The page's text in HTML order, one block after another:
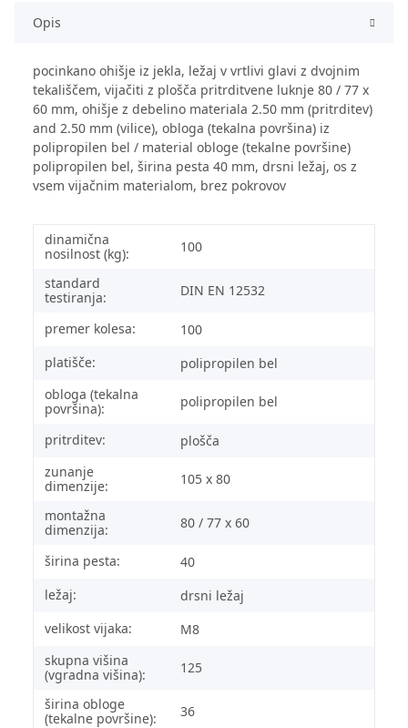
Opis
pocinkano ohišje iz jekla, ležaj v vrtlivi glavi z dvojnim
tekališčem, vijačiti z plošča pritrditvene luknje 80 / 77 x
60 mm, ohišje z debelino materiala 2.50 mm (pritrditev)
and 2.50 mm (vilice), obloga (tekalna površina) iz
polipropilen bel / material obloge (tekalne površine)
polipropilen bel, širina pesta 40 mm, drsni ležaj, os z
vsem vijačnim materialom, brez pokrovov
dinamična
nosilnost (kg):
100
standard
testiranja:
DIN EN 12532
premer kolesa:
100
platišče:
polipropilen bel
obloga (tekalna
površina):
polipropilen bel
pritrditev:
plošča
zunanje
dimenzije:
105 x 80
montažna
dimenzija:
80 / 77 x 60
širina pesta:
40
ležaj:
drsni ležaj
velikost vijaka:
M8
skupna višina
(vgradna višina):
125
širina obloge
(tekalne površine):
36